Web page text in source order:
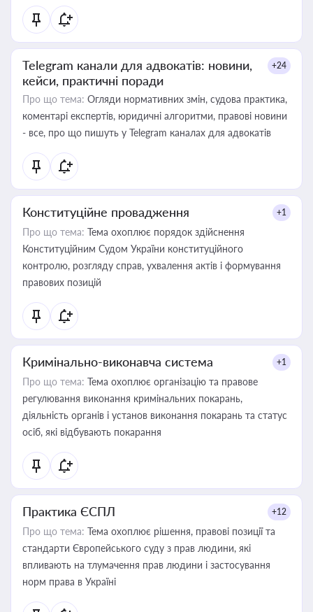
Telegram канали для адвокатів: новини,
кейси, практичні поради
+24
Про що тема: Огляди нормативних змін, судова практика,
коментарі експертів, юридичні алгоритми, правові новини
- все, про що пишуть у Telegram каналах для адвокатів
Конституційне провадження +1
Про що тема: Тема охоплює порядок здійснення
Конституційним Судом України конституційного
контролю, розгляду справ, ухвалення актів і формування
правових позицій
Кримінально-виконавча система +1
Про що тема: Тема охоплює організацію та правове
регулювання виконання кримінальних покарань,
діяльність органів і установ виконання покарань та статус
осіб, які відбувають покарання
Практика ЄСПЛ +12
Про що тема: Тема охоплює рішення, правові позиції та
стандарти Європейського суду з прав людини, які
впливають на тлумачення прав людини і застосування
норм права в Україні